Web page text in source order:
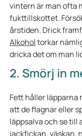
vintern är man ofta
fukttillskottet.
årstiden. Drick
Alkoholtorkar
dricka det om man
2. Smörj in
Fett håller läpparna
att de flagnar eller
läppsalva och se till
jackfickan, väskan,